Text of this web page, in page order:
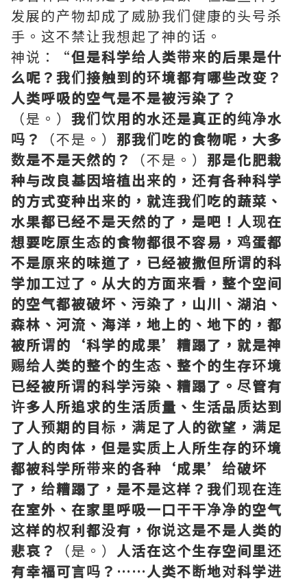
发展的产物却成了威胁我们健康的头号杀
手。这不禁让我想起了神的话。
神说：“但是科学给人类带来的后果是什
么呢？我们接触到的环境都有哪些改变？
人类呼吸的空气是不是被污染了？
（是。） 我们饮用的水还是真正的纯净水
吗？
（不是。） 那我们吃的食物呢，大多
数是不是天然的？
（不是。） 那是化肥栽
种与改良基因培植出来的，还有各种科学
的方式变种出来的，就连我们吃的蔬菜、
水果都已经不是天然的了，是吧！人现在
想要吃原生态的食物都很不容易，鸡蛋都
不是原来的味道了，已经被撒但所谓的科
学加工过了。从大的方面来看，整个空间
的空气都被破坏、污染了，山川、湖泊、
森林、河流、海洋，地上的、地下的，都
被所谓的‘科学的成果’糟蹋了，就是神
赐给人类的整个的生态、整个的生存环境
已经被所谓的科学污染、糟蹋了。尽管有
许多人所追求的生活质量、生活品质达到
了人预期的目标，满足了人的欲望，满足
了人的肉体，但是实质上人所生存的环境
都被科学所带来的各种‘成果’给破坏
了，给糟蹋了，是不是这样？我们现在连
在室外、在家里呼吸一口干干净净的空气
这样的权利都没有，你说这是不是人类的
悲哀？
（是。） 人活在这个生存空间里还
有幸福可言吗？……人类不断地对科学进